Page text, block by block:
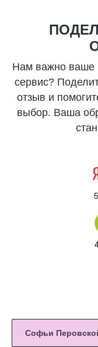
Нам важно ваше
сервис?
отзыв и
выбор. Ваша
Софьи